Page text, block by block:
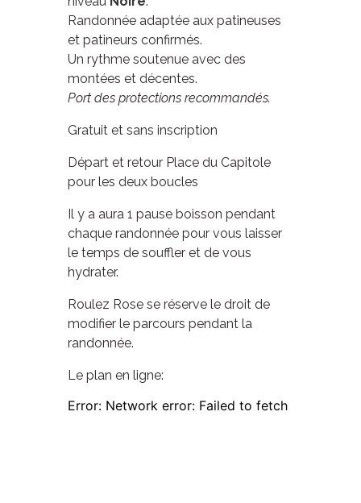
Randonnée adaptée aux patineuses
et patineurs confirmés.
Un rythme soutenue avec des
montées et décentes.
Port des protections recommandés.
Gratuit et sans inscription
Départ et retour Place du Capitole
pour les deux boucles
Il y a aura 1 pause boisson pendant
chaque randonnée pour vous laisser
le temps de souffler et de vous
hydrater.
Roulez Rose se réserve le droit de
modifier le parcours pendant la
randonnée.
Le plan en ligne: